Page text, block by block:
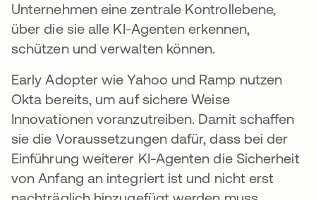
Unternehmen eine zentrale Kontrollebene,
über die sie alle KI-Agenten erkennen,
schützen und verwalten können.
Early Adopter wie Yahoo und Ramp nutzen
Okta bereits, um auf sichere Weise
Innovationen voranzutreiben. Damit schaffen
sie die Voraussetzungen dafür, dass bei der
Einführung weiterer KI-Agenten die Sicherheit
von Anfang an integriert ist und nicht erst